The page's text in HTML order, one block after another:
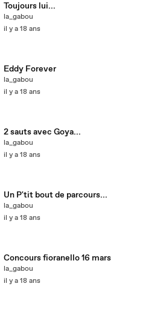
Toujours lui...
la_gabou
il y a 18 ans
Eddy Forever
la_gabou
il y a 18 ans
2 sauts avec Goya...
la_gabou
il y a 18 ans
Un P'tit bout de parcours...
la_gabou
il y a 18 ans
Concours fioranello 16 mars
la_gabou
il y a 18 ans